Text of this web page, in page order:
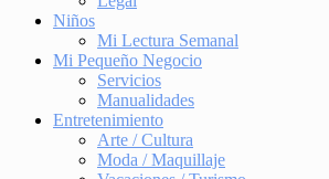
Niños
Mi Lectura Semanal
Mi Pequeño Negocio
Servicios
Manualidades
Entretenimiento
Arte / Cultura
Moda / Maquillaje